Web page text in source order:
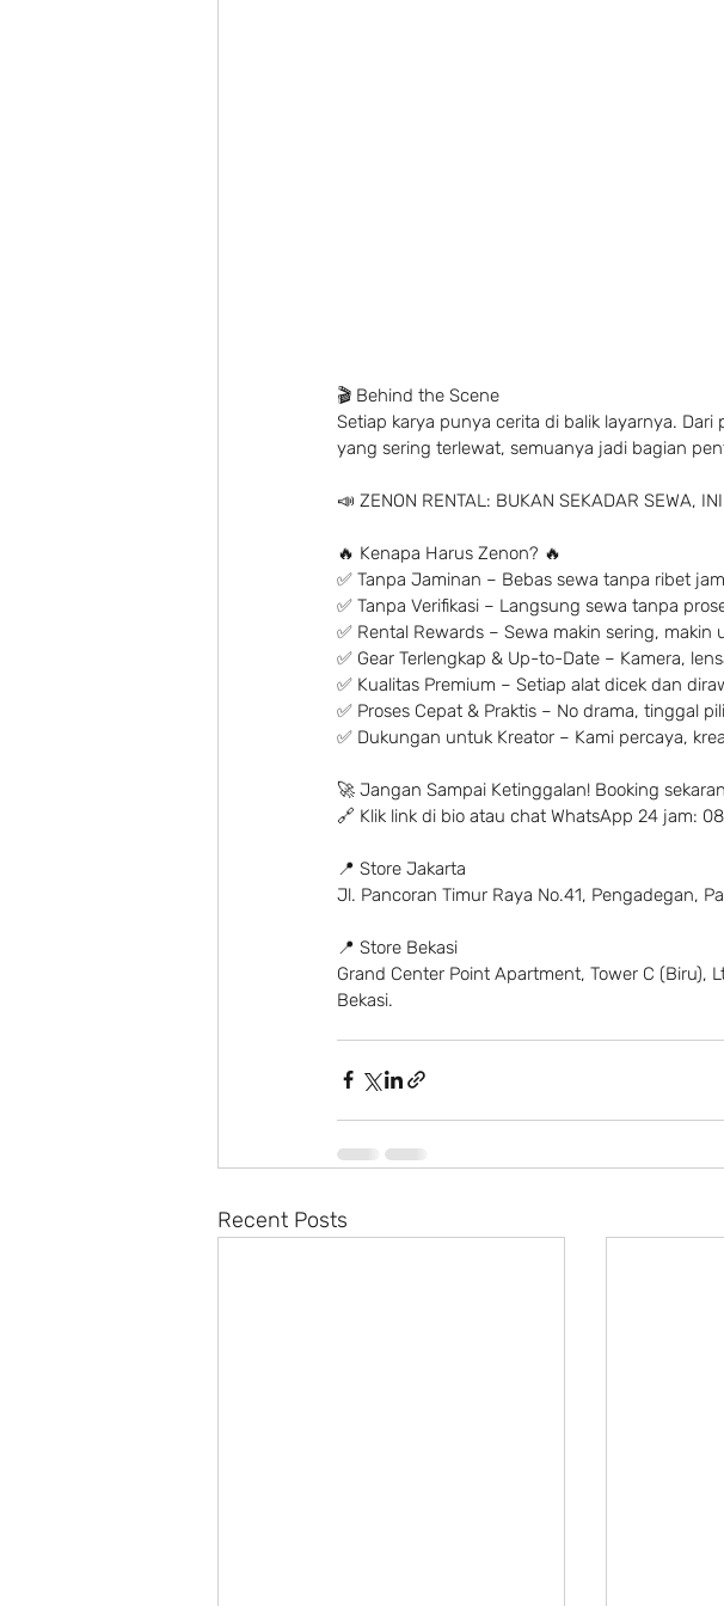
🎬 Behind the Scene
Setiap karya punya cerita di balik layarnya.
yang sering terlewat, semuanya jadi bagian
📣 ZENON RENTAL: BUKAN SEKADAR SEWA,
🔥 Kenapa Harus Zenon? 🔥
✅ Tanpa Jaminan – Bebas sewa tanpa ribet
✅ Tanpa Verifikasi – Langsung sewa tanpa
✅ Rental Rewards – Sewa makin sering,
✅ Gear Terlengkap & Up-to-Date – Kamera,
✅ Kualitas Premium – Setiap alat dicek dan
✅ Proses Cepat & Praktis – No drama, tinggal
✅ Dukungan untuk Kreator – Kami percaya,
🚀 Jangan Sampai Ketinggalan! Booking
🔗 Klik link di bio atau chat WhatsApp 24 jam:
📍 Store Jakarta
Jl. Pancoran Timur Raya No.41, Pengadegan,
📍 Store Bekasi
Grand Center Point Apartment, Tower C (Biru),
Bekasi.
Recent Posts